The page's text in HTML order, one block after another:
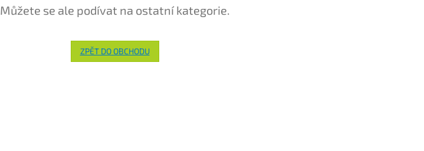
Můžete se ale podívat na ostatní kategorie.
ZPĚT DO OBCHODU